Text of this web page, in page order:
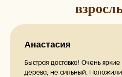
Анастасия
Быстрая доставка! Очень
дерева, не сильный.